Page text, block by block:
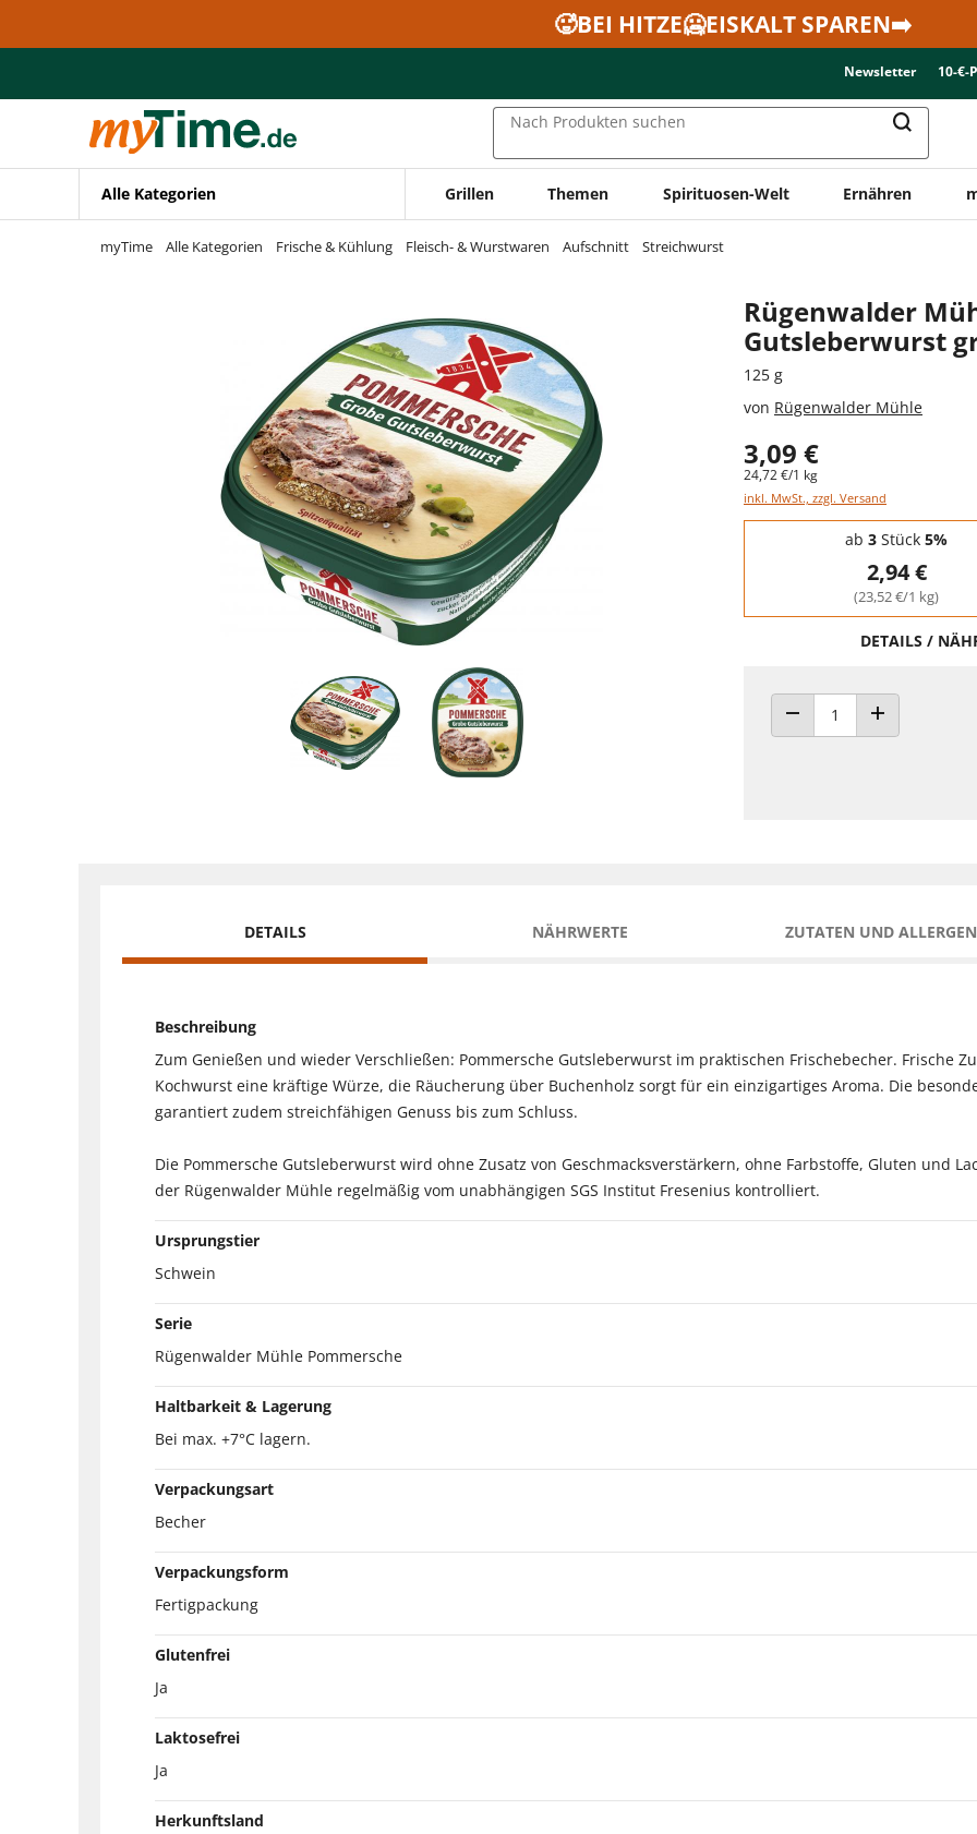
Zur Navigation springen
🥵BEI HITZE🥶EISKALT SPAREN➡️
Newsletter 10-€-
Nach Produkten suchen
Alle Kategorien Grillen Themen Spirituosen-Welt Ernähren
myTime Alle Kategorien Frische & Kühlung Fleisch- & Wurstwaren Aufschnitt Streichwurst
Rügenwalder
Gutsleberwurst
125 g
von Rügenwalder Mühle
3,09 €
24,72 €/1 kg
inkl. MwSt., zzgl. Versand
Staffelpreise - Mengenrabatt
ab 3 Stück 5%
2,94 €
(23,52 €/1 kg)
DETAILS /
ANZAHL VERRINGERN
ANZAHL
DETAILS NÄHRWERTE ZUTATEN UND
Beschreibung
Zum Genießen und wieder Verschließen: Pommersche Gutsleberwurst im praktischen Frischebecher. Frische
Kochwurst eine kräftige Würze, die Räucherung über Buchenholz sorgt für ein einzigartiges Aroma. Die
garantiert zudem streichfähigen Genuss bis zum Schluss.
Die Pommersche Gutsleberwurst wird ohne Zusatz von Geschmacksverstärkern, ohne Farbstoffe, Gluten und
der Rügenwalder Mühle regelmäßig vom unabhängigen SGS Institut Fresenius kontrolliert.
Ursprungstier
Schwein
Serie
Rügenwalder Mühle Pommersche
Haltbarkeit & Lagerung
Bei max. +7°C lagern.
Verpackungsart
Becher
Verpackungsform
Fertigpackung
Glutenfrei
Ja
Laktosefrei
Ja
Herkunftsland